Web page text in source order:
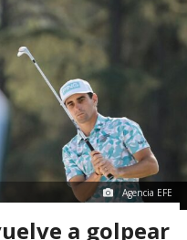
Agencia EFE
a golpear